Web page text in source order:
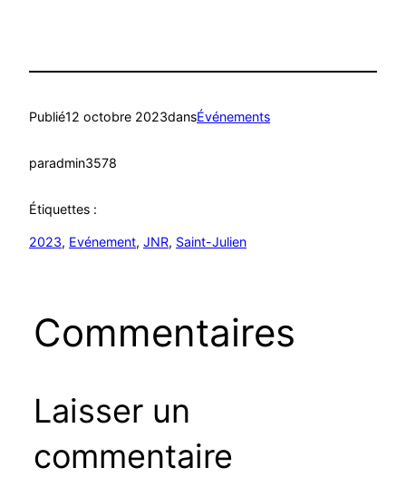
Publié12 octobre 2023dansÉvénements
paradmin3578
Étiquettes :
2023, Evénement, JNR, Saint-Julien
Commentaires
Laisser un
commentaire